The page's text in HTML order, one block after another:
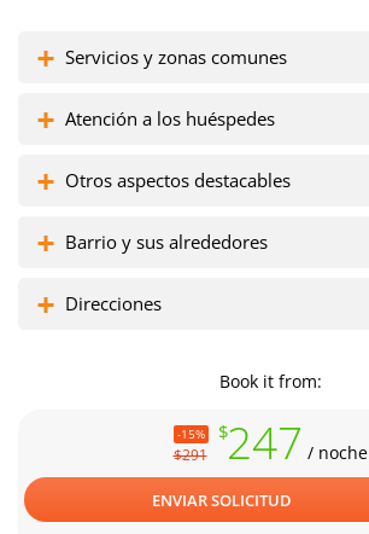
Servicios y zonas comunes
Atención a los huéspedes
Otros aspectos destacables
Barrio y sus alrededores
Direcciones
Book it from:
-15%
$291
$247 / noche
ENVIAR SOLICITUD